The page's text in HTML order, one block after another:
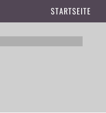
STARTSEITE